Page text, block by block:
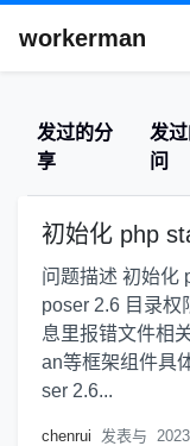
workerman
发过的分
享
发
问
初始化 php
问题描述 初始化
poser 2.6 目录权
息里报错文件相
an等框架组件具
ser 2.6...
chenrui 发表与